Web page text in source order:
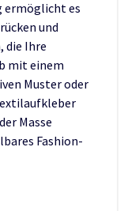
ermöglicht es
und
die Ihre
mit einem
Muster oder
Masse
Fashion-